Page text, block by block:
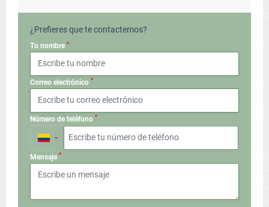
¿Prefieres que te contactemos?
Tu nombre *
Correo electrónico *
Número de teléfono *
▼
Mensaje *